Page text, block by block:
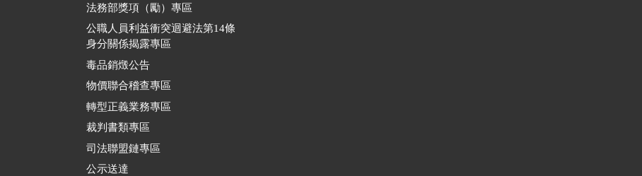
法務部獎項（勵）專區
公職人員利益衝突迴避法第14條
身分關係揭露專區
毒品銷燬公告
物價聯合稽查專區
轉型正義業務專區
裁判書類專區
司法聯盟鏈專區
公示送達